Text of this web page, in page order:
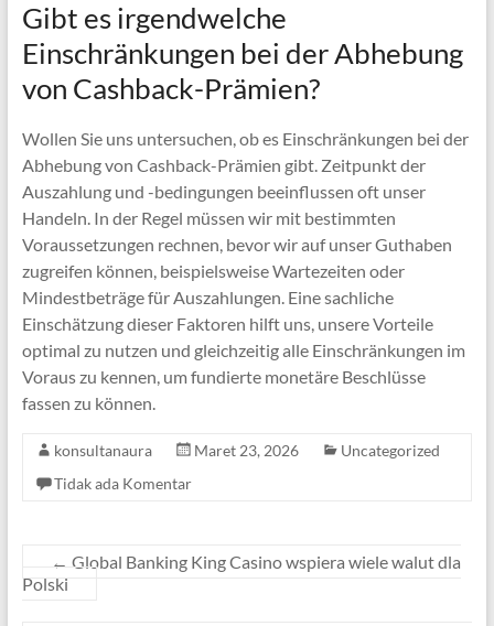
Gibt es irgendwelche
Einschränkungen bei der Abhebung
von Cashback-Prämien?
Wollen Sie uns untersuchen, ob es Einschränkungen bei der
Abhebung von Cashback-Prämien gibt. Zeitpunkt der
Auszahlung und -bedingungen beeinflussen oft unser
Handeln. In der Regel müssen wir mit bestimmten
Voraussetzungen rechnen, bevor wir auf unser Guthaben
zugreifen können, beispielsweise Wartezeiten oder
Mindestbeträge für Auszahlungen. Eine sachliche
Einschätzung dieser Faktoren hilft uns, unsere Vorteile
optimal zu nutzen und gleichzeitig alle Einschränkungen im
Voraus zu kennen, um fundierte monetäre Beschlüsse
fassen zu können.
konsultanaura Maret 23, 2026
Uncategorized
Tidak ada Komentar
← Global Banking King Casino wspiera wiele walut dla
Polski